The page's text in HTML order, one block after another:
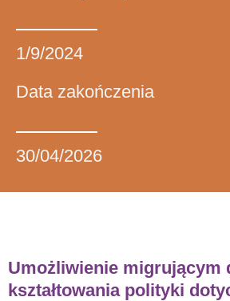
1/9/2024
Data zakończenia
30/04/2026
Umożliwienie migrującym
kształtowania polityki